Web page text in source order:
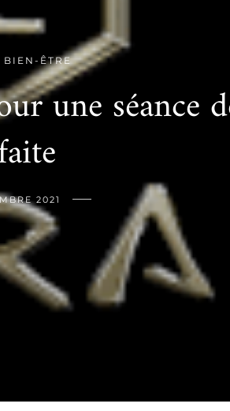
BIEN-ÊTRE
une séance
2021